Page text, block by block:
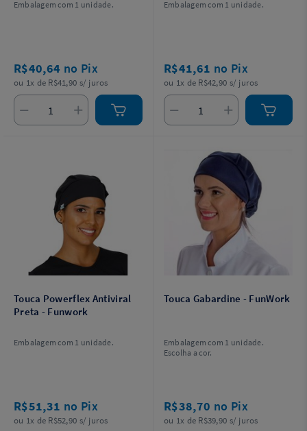
Embalagem com 1 unidade.
R$40,64 no Pix
ou 1x de R$41,90 s/ juros
Embalagem com 1 unidade.
R$41,61 no Pix
ou 1x de R$42,90 s/ juros
Touca Powerflex Antiviral
Preta - Funwork
Embalagem com 1 unidade.
R$51,31 no Pix
ou 1x de R$52,90 s/ juros
Touca Gabardine - FunWork
Embalagem com 1 unidade.
Escolha a cor.
R$38,70 no Pix
ou 1x de R$39,90 s/ juros